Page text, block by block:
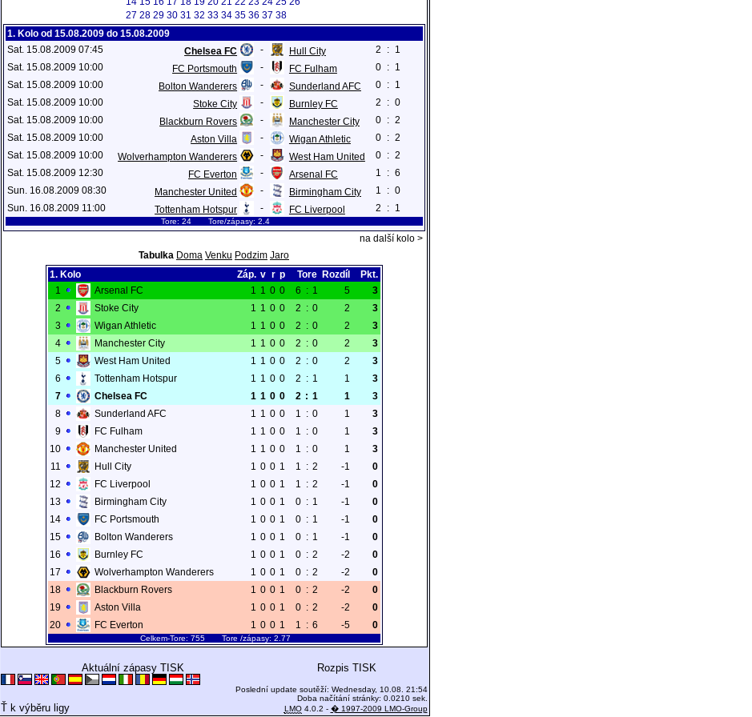
27 28 29 30 31 32 33 34 35 36 37 38
1. Kolo od 15.08.2009 do 15.08.2009
Sat. 15.08.2009 07:45
Chelsea FC - Hull City 2 : 1
Sat. 15.08.2009 10:00
FC Portsmouth - FC Fulham 0 : 1
Sat. 15.08.2009 10:00
Bolton Wanderers - Sunderland AFC 0 : 1
Sat. 15.08.2009 10:00
Stoke City - Burnley FC 2 : 0
Sat. 15.08.2009 10:00
Blackburn Rovers - Manchester City 0 : 2
Sat. 15.08.2009 10:00
Aston Villa - Wigan Athletic 0 : 2
Sat. 15.08.2009 10:00
Wolverhampton Wanderers - West Ham United 0 : 2
Sat. 15.08.2009 12:30
FC Everton - Arsenal FC 1 : 6
Sun. 16.08.2009 08:30
Manchester United - Birmingham City 1 : 0
Sun. 16.08.2009 11:00
Tottenham Hotspur - FC Liverpool 2 : 1
Tore: 24 Tore/zápasy: 2.4
na další kolo >
Tabulka Doma Venku Podzim Jaro
1. Kolo
Záp. v r p Tore Rozdíl
Pkt.
1
Arsenal FC 1 1 0 0 6 : 1 5
3
2
Stoke City 1 1 0 0 2 : 0 2
3
3
Wigan Athletic 1 1 0 0 2 : 0 2
3
4
Manchester City 1 1 0 0 2 : 0 2
3
5
West Ham United 1 1 0 0 2 : 0 2
3
6
Tottenham Hotspur 1 1 0 0 2 : 1 1
3
7
Chelsea FC 1 1 0 0 2 : 1 1
3
8
Sunderland AFC 1 1 0 0 1 : 0 1
3
9
FC Fulham 1 1 0 0 1 : 0 1
3
10
Manchester United 1 1 0 0 1 : 0 1
3
11
Hull City 1 0 0 1 1 : 2 -1
0
12
FC Liverpool 1 0 0 1 1 : 2 -1
0
13
Birmingham City 1 0 0 1 0 : 1 -1
0
14
FC Portsmouth 1 0 0 1 0 : 1 -1
0
15
Bolton Wanderers 1 0 0 1 0 : 1 -1
0
16
Burnley FC 1 0 0 1 0 : 2 -2
0
17
Wolverhampton Wanderers 1 0 0 1 0 : 2 -2
0
18
Blackburn Rovers 1 0 0 1 0 : 2 -2
0
19
Aston Villa 1 0 0 1 0 : 2 -2
0
20
FC Everton 1 0 0 1 1 : 6 -5 0
Celkem-Tore: 755 Tore /zápasy: 2.77
Aktuální zápasy TISK Rozpis TISK
Ť k výběru ligy
Poslední update soutěží: Wednesday, 10.08. 21:54
Doba načítání stránky: 0.0210 sek.
LMO4.0.2 - � 1997-2009 LMO-Group